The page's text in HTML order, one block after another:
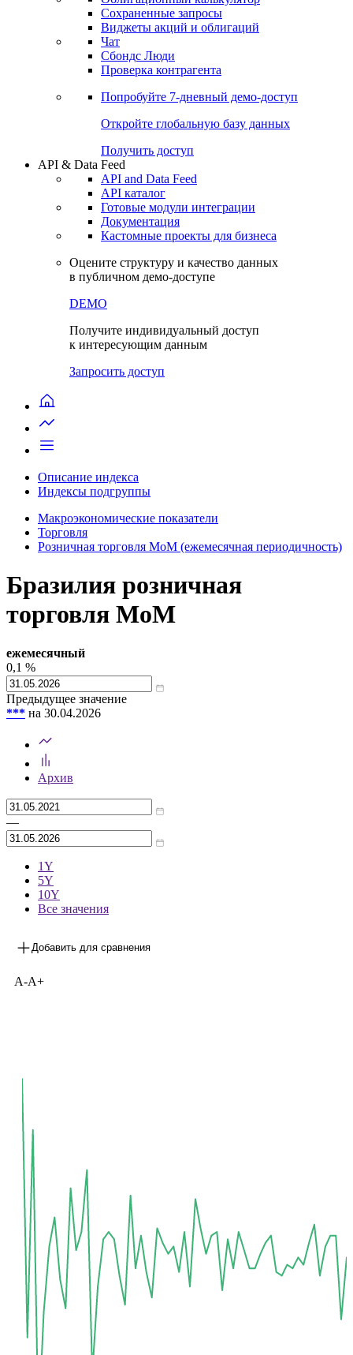
Сохраненные запросы
Виджеты акций и облигаций
Чат
Сбондс Люди
Проверка контрагента
Попробуйте 7-дневный демо-доступ
Откройте глобальную базу данных
Получить доступ
API & Data Feed
API and Data Feed
API каталог
Готовые модули интеграции
Документация
Кастомные проекты для бизнеса
Оцените структуру и качество данных
в публичном демо-доступе
DEMO
Получите индивидуальный доступ
к интересующим данным
Запросить доступ
Описание индекса
Индексы подгруппы
Макроэкономические показатели
Торговля
Розничная торговля MoM (ежемесячная периодичность)
Бразилия розничная
торговля MoM
ежемесячный
0,1 %
Предыдущее значение
*** на 30.04.2026
Архив
—
1Y
5Y
10Y
Все значения
Добавить для сравнения